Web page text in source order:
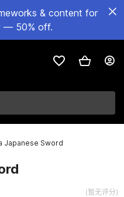
& content for
— 50% off.
Japanese Sword
(暂无评分)